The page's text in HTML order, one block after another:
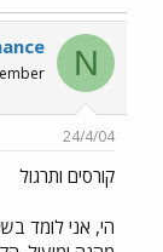
N
24/4/04
קורסים ותרגול
הי, אני לומד